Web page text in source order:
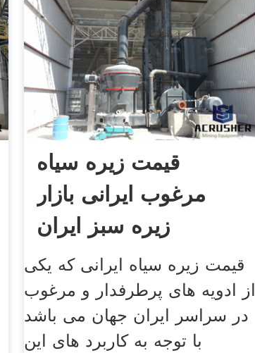
قیمت زیره سیاه
مرغوب ایرانی بازار
زیره سبز ایران
قیمت زیره سیاه ایرانی که یکی
از ادویه های پرطرفدار و مرغوب
در سراسر ایران جهان می باشد
با توجه به کاربرد های این